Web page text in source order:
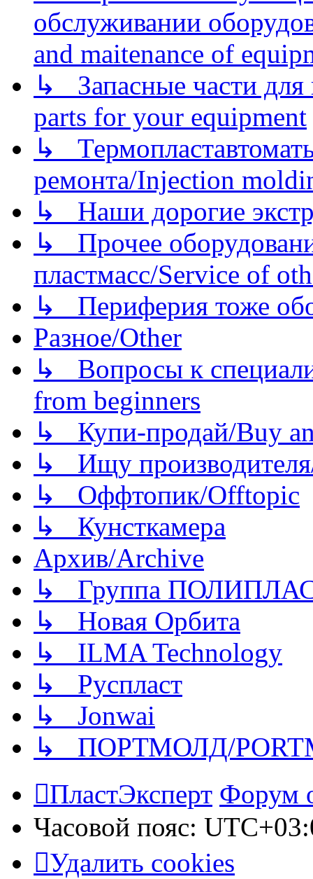
обслуживании
and maitenance of
↳ Запасные части для
parts for your equipment
↳
ремонта/Injection
↳ Наши дорогие
↳ Прочее
пластмасс/Service of
↳ Периферия тоже
Разное/Other
↳ Вопросы к
from beginners
↳ Купи-продай/Buy
↳ Ищу
↳ Оффтопик/Offtopic
↳ Кунсткамера
Архив/Archive
↳ Группа
↳ Новая Орбита
↳ ILMA Technology
↳ Руспласт
↳ Jonwai
↳ ПОРТМОЛД/
ПластЭксперт Форум
Часовой пояс:
Удалить cookies